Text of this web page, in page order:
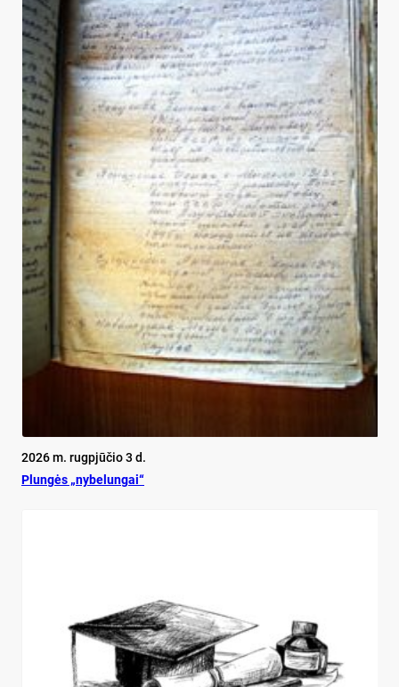
2026 m. rugpjūčio 3 d.
Plun­gės „ny­be­lun­gai“